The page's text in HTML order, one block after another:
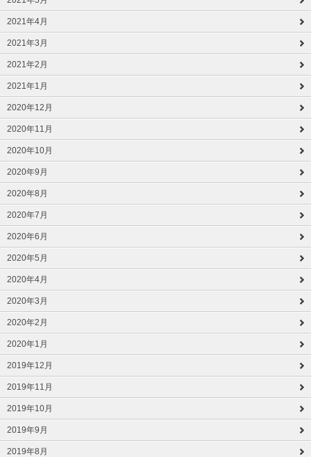
2021年4月
2021年3月
2021年2月
2021年1月
2020年12月
2020年11月
2020年10月
2020年9月
2020年8月
2020年7月
2020年6月
2020年5月
2020年4月
2020年3月
2020年2月
2020年1月
2019年12月
2019年11月
2019年10月
2019年9月
2019年8月